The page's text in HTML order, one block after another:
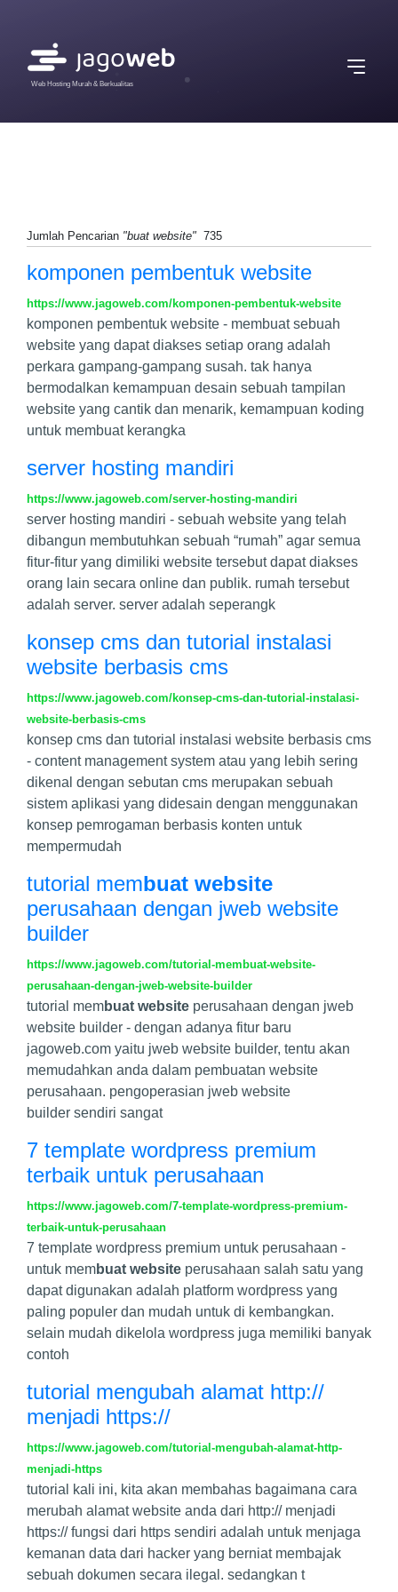
Web Hosting Murah & Berkualitas
Jumlah Pencarian "buat website" 735
komponen pembentuk website
https://www.jagoweb.com/komponen-pembentuk-website
komponen pembentuk website - membuat sebuah
website yang dapat diakses setiap orang adalah
perkara gampang-gampang susah. tak hanya
bermodalkan kemampuan desain sebuah tampilan
website yang cantik dan menarik, kemampuan koding
untuk membuat kerangka
server hosting mandiri
https://www.jagoweb.com/server-hosting-mandiri
server hosting mandiri - sebuah website yang telah
dibangun membutuhkan sebuah “rumah” agar semua
fitur-fitur yang dimiliki website tersebut dapat diakses
orang lain secara online dan publik. rumah tersebut
adalah server. server adalah seperangk
konsep cms dan tutorial instalasi
website berbasis cms
https://www.jagoweb.com/konsep-cms-dan-tutorial-instalasi-
website-berbasis-cms
konsep cms dan tutorial instalasi website berbasis cms
- content management system atau yang lebih sering
dikenal dengan sebutan cms merupakan sebuah
sistem aplikasi yang didesain dengan menggunakan
konsep pemrogaman berbasis konten untuk
mempermudah
tutorial membuat website
perusahaan dengan jweb website
builder
https://www.jagoweb.com/tutorial-membuat-website-
perusahaan-dengan-jweb-website-builder
tutorial membuat website perusahaan dengan jweb
website builder - dengan adanya fitur baru
jagoweb.com yaitu jweb website builder, tentu akan
memudahkan anda dalam pembuatan website
perusahaan. pengoperasian jweb website
builder sendiri sangat
7 template wordpress premium
terbaik untuk perusahaan
https://www.jagoweb.com/7-template-wordpress-premium-
terbaik-untuk-perusahaan
7 template wordpress premium untuk perusahaan -
untuk membuat website perusahaan salah satu yang
dapat digunakan adalah platform wordpress yang
paling populer dan mudah untuk di kembangkan.
selain mudah dikelola wordpress juga memiliki banyak
contoh
tutorial mengubah alamat http://
menjadi https://
https://www.jagoweb.com/tutorial-mengubah-alamat-http-
menjadi-https
tutorial kali ini, kita akan membahas bagaimana cara
merubah alamat website anda dari http:// menjadi
https:// fungsi dari https sendiri adalah untuk menjaga
kemanan data dari hacker yang berniat membajak
sebuah dokumen secara ilegal. sedangkan t